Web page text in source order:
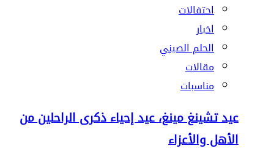
احتفالات
اخبار
الحلم الصيني
مقالات
مناسبات
عيد تشينغ مينغ، عيد إحياء ذكرى الراحلين من
الأهل والأعزاء